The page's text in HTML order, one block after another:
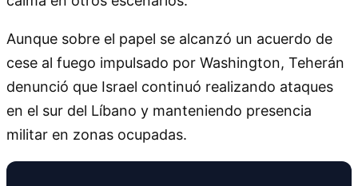
Aunque sobre el papel se alcanzó un acuerdo de
cese al fuego impulsado por Washington, Teherán
denunció que Israel continuó realizando ataques
en el sur del Líbano y manteniendo presencia
militar en zonas ocupadas.